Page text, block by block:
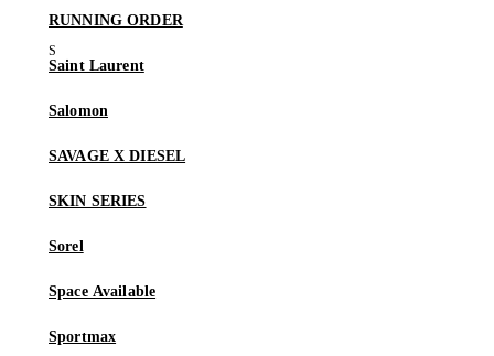
RUNNING ORDER
Saint Laurent
Salomon
SAVAGE X DIESEL
SKIN SERIES
Sorel
Space Available
Sportmax